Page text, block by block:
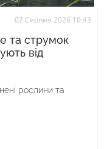
07 Серпня 2026 10:43
та струмок
від
рослини та